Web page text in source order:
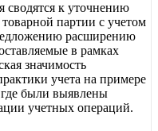
сводятся к уточнению
партии с учетом
расширению
в рамках
значимость
учета на примере
были выявлены
учетных операций.